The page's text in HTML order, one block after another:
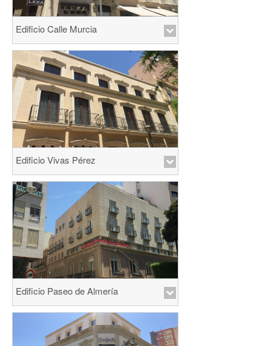
Edificio Calle Murcia
Edificio Vivas Pérez
Edificio Paseo de Almería